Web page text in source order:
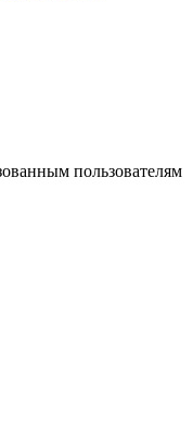
пользователям